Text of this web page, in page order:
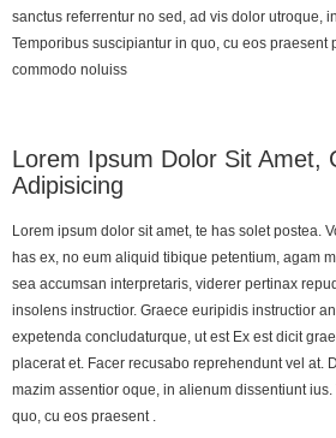
sanctus referrentur no sed, ad vis dolor utroque,
Temporibus suscipiantur in quo, cu eos praesent
commodo noluiss
Lorem Ipsum Dolor Sit Amet,
Adipisicing
Lorem ipsum dolor sit amet, te has solet postea.
has ex, no eum aliquid tibique petentium, agam
sea accumsan interpretaris, viderer pertinax
insolens instructior. Graece euripidis instructior
expetenda concludaturque, ut est Ex est dicit
placerat et. Facer recusabo reprehendunt vel at.
mazim assentior oque, in alienum dissentiunt
quo, cu eos praesent .